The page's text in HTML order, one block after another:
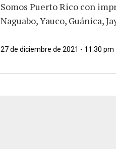
Somos Puerto Rico con
Naguabo, Yauco, Guánica,
27 de diciembre de 2021 - 11:30 pm